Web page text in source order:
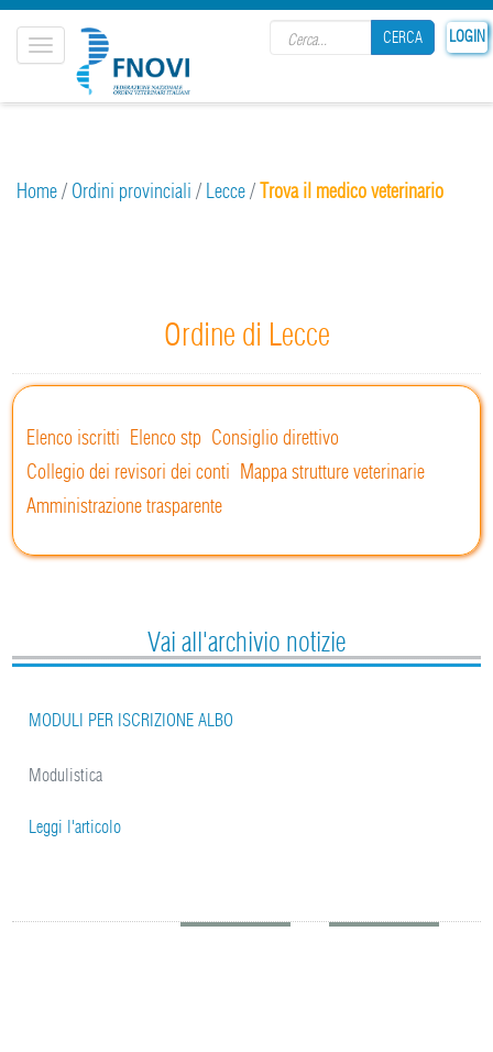
LOGIN
CERCA
Toggle
navigation
Home/ Ordini provinciali / Lecce/Trova il medico veterinario
Ordine di Lecce
Elenco iscritti Elenco stp Consiglio direttivo
Collegio dei revisori dei conti Mappa strutture veterinarie
Amministrazione trasparente
Vai all'archivio notizie
MODULI PER ISCRIZIONE ALBO
Modulistica
Leggi l'articolo